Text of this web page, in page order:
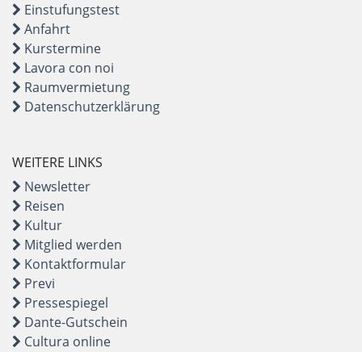
Einstufungstest
Anfahrt
Kurstermine
Lavora con noi
Raumvermietung
Datenschutzerklärung
WEITERE LINKS
Newsletter
Reisen
Kultur
Mitglied werden
Kontaktformular
Previ
Pressespiegel
Dante-Gutschein
Cultura online